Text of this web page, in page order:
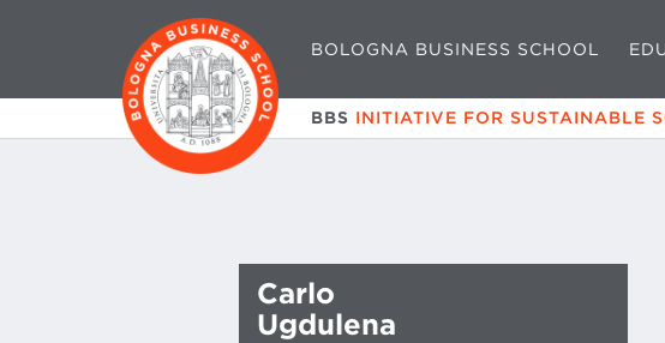
BOLOGNA BUSINESS SCHOOL
BBS INITIATIVE FOR SUSTAINABLE
Carlo
Ugdulena